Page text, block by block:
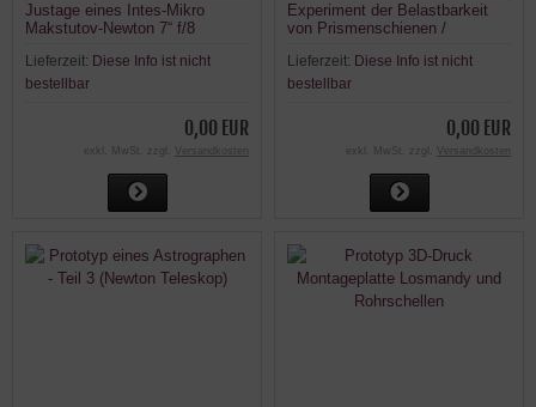
Justage eines Intes-Mikro
Makstutov-Newton 7“ f/8
Lieferzeit: Diese Info ist nicht
bestellbar
0,00 EUR
exkl. MwSt. zzgl. Versandkosten
Experiment der Belastbarkeit
von Prismenschienen /
Rohrschellen aus dem 3D Druck
Lieferzeit: Diese Info ist nicht
bestellbar
0,00 EUR
exkl. MwSt. zzgl. Versandkosten